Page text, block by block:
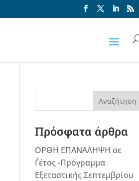
Αναζήτηση
Πρόσφατα άρθρα
ΟΡΘΗ ΕΠΑΝΑΛΗΨΗ σε
Γ΄έτος -Πρόγραμμα
Εξεταστικής Σεπτεμβρίου